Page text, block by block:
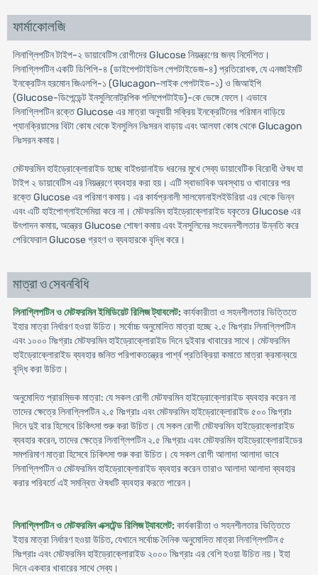
ফার্মাকোলজি
লিনাগ্লিপটিন টাইপ-২ ডায়াবেটিস রোগীদের Glucose নিয়ন্ত্রণের জন্য নির্দেশিত।
লিনাগ্লিপটিন একটি ডিপিপি-৪ (ডাইপেপটাইডিল পেপটাইডেজ-৪) প্রতিরোধক, যে এনজাইমটি
ইনক্রেটিন হরমোন জিএলপি-১ (Glucagon-লাইক পেপটাইড-১) ও জিআইপি
(Glucose-ডিপেন্ডেন্ট ইনসুলিনোট্রপিক পলিপেপটাইড)-কে ভেঙ্গে ফেলে। এভাবে
লিনাগ্লিপটিন রক্তে Glucose এর মাত্রা অনুযায়ী সক্রিয় ইনক্রেটিনের পরিমান বাড়িয়ে
প্যানক্রিয়াসের বিটা কোষ থেকে ইনসুলিন নিঃসরন বাড়ায় এবং আলফা কোষ থেকে Glucagon
নিঃসরন কমায়।
মেটফরমিন হাইড্রোক্লোরাইড হচ্ছে বাইগুয়ানাইড ধরনের মুখে সেব্য ডায়াবেটিক বিরোধী ঔষধ যা
টাইপ ২ ডায়াবেটিস এর নিয়ন্ত্রণে ব্যবহার করা হয়। এটি স্বাভাবিক অবস্থায় ও খাবারের পর
রক্তে Glucose এর পরিমাণ কমায়। এর কার্যপ্রনালী সালফোনাইলইউরিয়া এর থেকে ভিন্ন
এবং এটি হাইপোগ্লাইসেমিয়া করে না। মেটফরমিন হাইড্রোক্লোরাইড যকৃতের Glucose এর
উৎপাদন কমায়, অন্ত্রের Glucose শোষণ কমায় এবং ইনসুলিনের সংবেদনশীলতার উন্নতি করে
পেরিফেরাল Glucose গ্রহণ ও ব্যবহারকে বৃদ্ধি করে।
মাত্রা ও সেবনবিধি
লিনাগ্লিপটিন ও মেটফরমিন ইমিডিয়েট রিলিজ ট্যাবলেট: কার্যকারীতা ও সহনশীলতার ভিত্তিতে
ইহার মাত্রা নির্ধারণ হওয়া উচিত। সর্বোচ্চ অনুমোদিত মাত্রা হচ্ছে ২.৫ মিঃগ্রাঃ লিনাগ্লিপটিন
এবং ১০০০ মিঃগ্রাঃ মেটফরমিন হাইড্রোক্লোরাইড দিনে দুইবার খাবারের সাথে। মেটফরমিন
হাইড্রোক্লোরাইড ব্যবহার জনিত পরিপাকতন্ত্রের পার্শ্ব প্রতিক্রিয়া কমাতে মাত্রা ক্রমান্বয়ে
বৃদ্ধি করা উচিত।
অনুমোদিত প্রারম্ভিক মাত্রা: যে সকল রোগী মেটফরমিন হাইড্রোক্লোরাইড ব্যবহার করেন না
তাদের ক্ষেত্রে লিনাগ্লিপটিন ২.৫ মিঃগ্রাঃ এবং মেটফরমিন হাইড্রোক্লোরাইড ৫০০ মিঃগ্রাঃ
দিনে দুই বার হিসেবে চিকিৎসা শুরু করা উচিত। যে সকল রোগী মেটফরমিন হাইড্রোক্লোরাইড
ব্যবহার করেন, তাদের ক্ষেত্রে লিনাগ্লিপটিন ২.৫ মিঃগ্রাঃ এবং মেটফরমিন হাইড্রোক্লোরাইডের
সমপরিমাণ মাত্রা হিসেবে চিকিৎসা শুরু করা উচিত। যে সকল রোগী আলাদা আলাদা ভাবে
লিনাগ্লিপটিন ও মেটফরমিন হাইড্রোক্লোরাইড ব্যবহার করেন তারাও আলাদা আলাদা ব্যবহার
করার পরিবর্তে এই সমন্বিত ঔষধটি ব্যবহার করতে পারেন।
লিনাগ্লিপটিন ও মেটফরমিন এক্সটেন্ড রিলিজ ট্যাবলেট: কার্যকারীতা ও সহনশীলতার ভিত্তিতে
ইহার মাত্রা নির্ধারণ হওয়া উচিত, যেখানে সর্বোচ্চ দৈনিক অনুমোদিত মাত্রা লিনাগ্লিপটিন ৫
মিঃগ্রাঃ এবং মেটফরমিন হাইড্রোক্লোরাইড ২০০০ মিঃগ্রাঃ এর বেশি হওয়া উচিত নয়। ইহা
দিনে একবার খাবারের সাথে সেব্য।